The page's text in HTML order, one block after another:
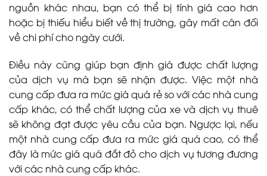
nguồn khác nhau, bạn có thể bị tính giá cao hơn
hoặc bị thiếu hiểu biết về thị trường, gây mất cân đối
về chi phí cho ngày cưới.
Điều này cũng giúp bạn định giá được chất lượng
của dịch vụ mà bạn sẽ nhận được. Việc một nhà
cung cấp đưa ra mức giá quá rẻ so với các nhà cung
cấp khác, có thể chất lượng của xe và dịch vụ thuê
sẽ không đạt được yêu cầu của bạn. Ngược lại, nếu
một nhà cung cấp đưa ra mức giá quá cao, có thể
đây là mức giá quá đắt đỏ cho dịch vụ tương đương
với các nhà cung cấp khác.